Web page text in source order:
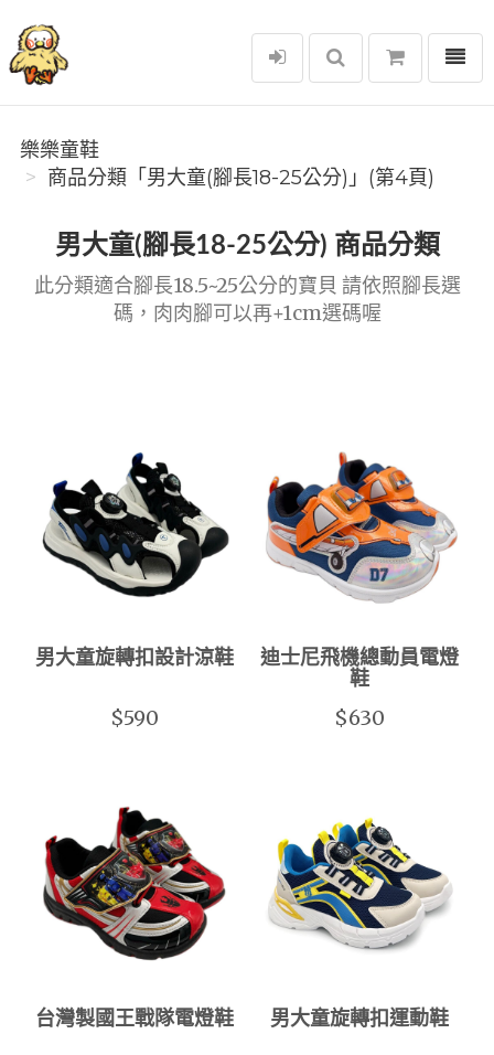
樂樂童鞋
選單
樂樂童鞋
商品分類「男大童(腳長18-25公分)」(第4頁)
男大童(腳長18-25公分) 商品分類
此分類適合腳長18.5~25公分的寶貝 請依照腳長選
碼，肉肉腳可以再+1cm選碼喔
男大童旋轉扣設計涼鞋
$590
迪士尼飛機總動員電燈
鞋
$630
台灣製國王戰隊電燈鞋 男大童旋轉扣運動鞋